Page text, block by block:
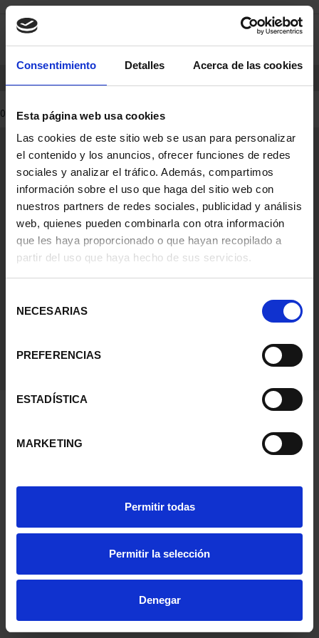
Consentimiento Detalles Acerca de las cookies
Esta página web usa cookies
Las cookies de este sitio web se usan para personalizar
el contenido y los anuncios, ofrecer funciones de redes
sociales y analizar el tráfico. Además, compartimos
información sobre el uso que haga del sitio web con
nuestros partners de redes sociales, publicidad y análisis
web, quienes pueden combinarla con otra información
que les haya proporcionado o que hayan recopilado a
partir del uso que haya hecho de sus servicios.
NECESARIAS
PREFERENCIAS
ESTADÍSTICA
MARKETING
Permitir todas
Permitir la selección
Denegar
saltar
contenido
Saltar
men
0
0 Productos encontrados
Información General
Contacto
Preguntas Frequentes (FAQs)
Aviso Legal
Condiciones Legales